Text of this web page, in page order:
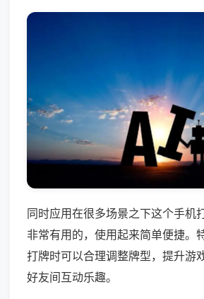
同时应用在很多场景之下这个手机
非常有用的，使用起来简单便捷。
打牌时可以合理调整牌型，提升游
好友间互动乐趣。